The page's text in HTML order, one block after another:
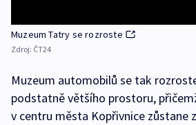
Muzeum Tatry se rozroste
Zdroj: ČT24
Muzeum automobilů se tak
podstatně většího prostoru,
v centru města Kopřivnice zůstane